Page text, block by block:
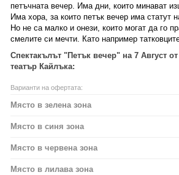
петъчната вечер. Има дни, които минават
Има хора, за които петък вечер има статут
Но не са малко и онези, които могат да го
смелите си мечти. Като например
Спектакълът "Петък вечер" на 7 Август
театър Кайлъка:
Варианти на офертата:
Място в зелена зона
Място в синя зона
Място в червена зона
Място в лилава зона